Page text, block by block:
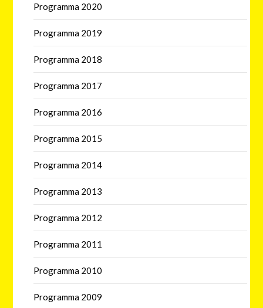
Programma 2020
Programma 2019
Programma 2018
Programma 2017
Programma 2016
Programma 2015
Programma 2014
Programma 2013
Programma 2012
Programma 2011
Programma 2010
Programma 2009